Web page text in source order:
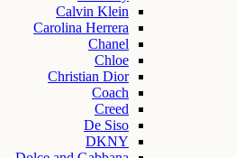
Calvin Klein
Carolina Herrera
Chanel
Chloe
Christian Dior
Coach
Creed
De Siso
DKNY